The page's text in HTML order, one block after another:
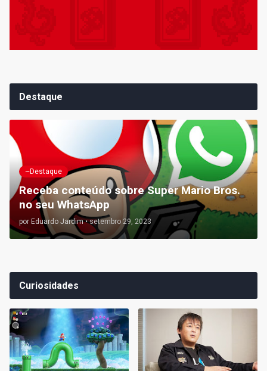
Destaque
~Destaque
Receba conteúdo sobre Super Mario Bros.
no seu WhatsApp
por Eduardo Jardim • setembro 29, 2023
Curiosidades